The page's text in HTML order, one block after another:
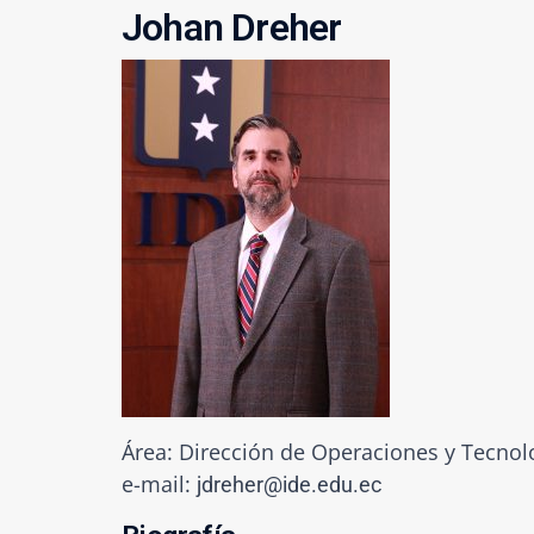
Johan Dreher
Área: Dirección de Operaciones y
e-mail: jdreher@ide.edu.ec